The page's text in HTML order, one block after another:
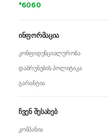
*6060
ჩვენ შესახებ
კომპანია
ინფორმაცია
კონფიდენციალურობა
დაბრუნების პოლიტიკა
გარანტია